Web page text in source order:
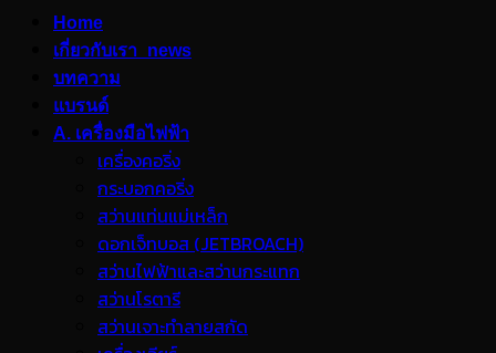
Home
เกี่ยวกับเรา_news
บทความ
แบรนด์
A. เครื่องมือไฟฟ้า
เครื่องคอริ่ง
กระบอกคอริ่ง
สว่านแท่นแม่เหล็ก
ดอกเจ็ทบอส (JETBROACH)
สว่านไฟฟ้าและสว่านกระแทก
สว่านโรตารี
สว่านเจาะทำลายสกัด